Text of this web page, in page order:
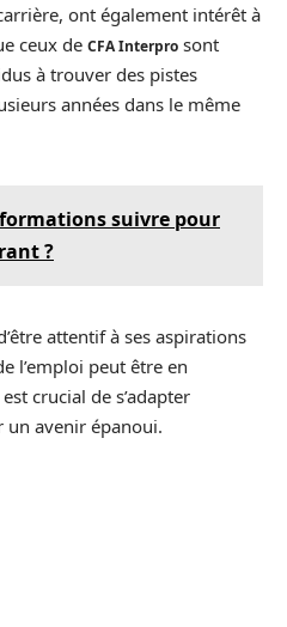
ont également intérêt à
ceux de CFA Interpro sont
à trouver des pistes
années dans le même
suivre pour
?
attentif à ses aspirations
l’emploi peut être en
crucial de s’adapter
avenir épanoui.